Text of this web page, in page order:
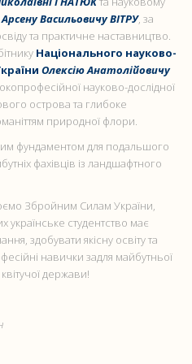
Арсену Васильовичу ВІТРУ, за
та практичне наставництво.
Національного науково-
Олексію Анатолійовичу
науково-дослідної
острова та глибоке
природної флори.
фундаментом для подальшого
фахівців із ландшафтного
Збройним Силам України,
українське студентство має
здобувати якісну освіту та
навички задля майбутньої
держави!